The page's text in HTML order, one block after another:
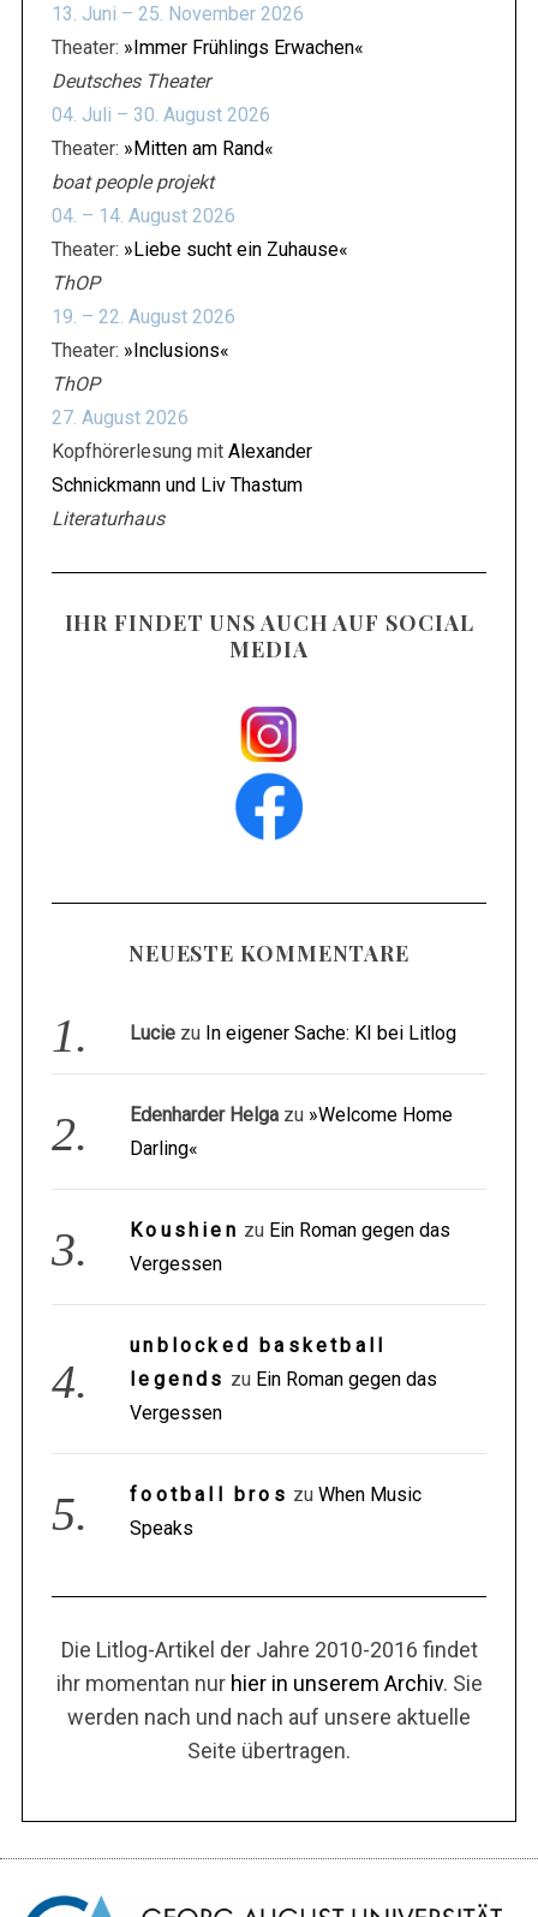
13. Juni – 25. November 2026
Theater: »Immer Frühlings Erwachen«
Deutsches Theater
04. Juli – 30. August 2026
Theater: »Mitten am Rand«
boat people projekt
04. – 14. August 2026
Theater: »Liebe sucht ein Zuhause«
ThOP
19. – 22. August 2026
Theater: »Inclusions«
ThOP
27. August 2026
Kopfhörerlesung mit Alexander
Schnickmann und Liv Thastum
Literaturhaus
IHR FINDET UNS AUCH AUF SOCIAL
MEDIA
NEUESTE KOMMENTARE
Lucie zu In eigener Sache: KI bei Litlog
Edenharder Helga zu »Welcome Home
Darling«
Koushien zu Ein Roman gegen das
Vergessen
unblocked basketball
legends zu Ein Roman gegen das
Vergessen
football bros zu When Music
Speaks
Die Litlog-Artikel der Jahre 2010-2016 findet
ihr momentan nur hier in unserem Archiv. Sie
werden nach und nach auf unsere aktuelle
Seite übertragen.